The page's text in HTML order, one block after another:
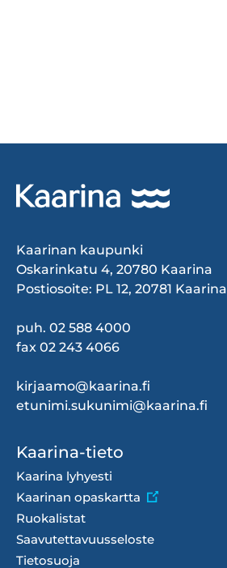
Kaarinan kaupunki
Oskarinkatu 4, 20780 Kaarina
Postiosoite: PL 12, 20781 Kaarina
puh. 02 588 4000
fax 02 243 4066
kirjaamo@kaarina.fi
etunimi.sukunimi@kaarina.fi
Footer
menu
Kaarina-tieto
Kaarina lyhyesti
Kaarinan opaskartta
Ruokalistat
Saavutettavuusseloste
Tietosuoja